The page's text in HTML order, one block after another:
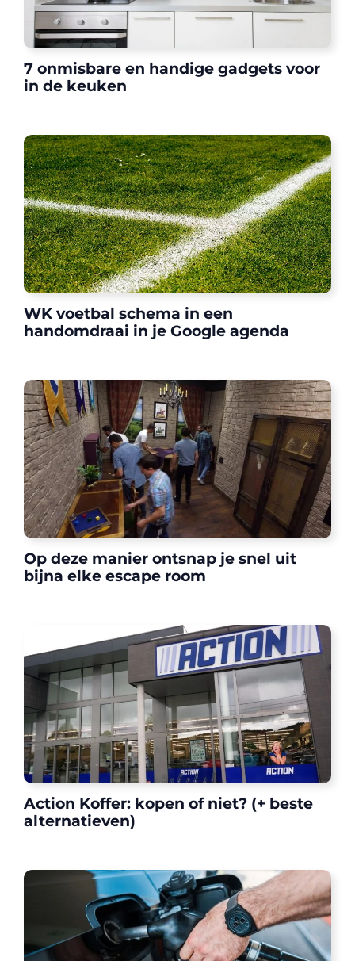
7 onmisbare en handige gadgets voor
in de keuken
WK voetbal schema in een
handomdraai in je Google agenda
Op deze manier ontsnap je snel uit
bijna elke escape room
Action Koffer: kopen of niet? (+ beste
alternatieven)